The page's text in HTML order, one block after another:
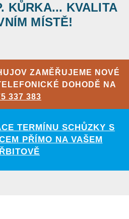
KŮRKA... KVALITA
MÍSTĚ!
ZAMĚŘUJEME NOVÉ
DOHODĚ NA
337 383
TERMÍNU SCHŮZKY S
PŘÍMO NA VAŠEM